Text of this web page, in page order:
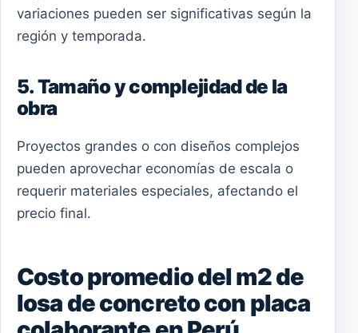
variaciones pueden ser significativas según la
región y temporada.
5. Tamaño y complejidad de la
obra
Proyectos grandes o con diseños complejos
pueden aprovechar economías de escala o
requerir materiales especiales, afectando el
precio final.
Costo promedio del m2 de
losa de concreto con placa